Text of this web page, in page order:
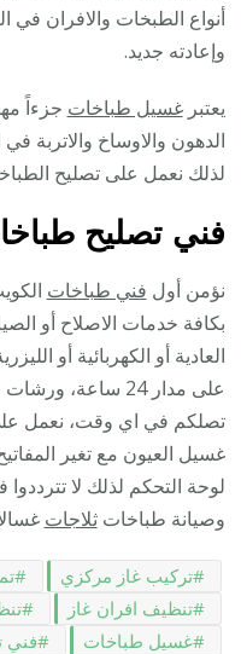
أنواع الطبخات والافران في
وإعادته جديد.
يعتبرغسيل طباخات جزءاً
الدهون والاوساخ والاتربة في
لذلك نعمل على تصليح
فني تصليح
نؤمن أول فني طباخات
بكافة خدمات الاصلاح أو
العادية أو الكهربائية أو
على مدار 24
تصلكم في اي وقت، نعمل
غسيل العيون مع تغير
لوحة التحكم لذلك لا
وصيانة طباخاتثلاجات
تركيب غاز مركزي
تنظيف افران غاز
غسيل طباخات
فني